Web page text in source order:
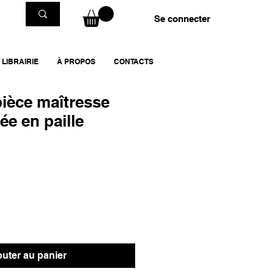
LIBRAIRIE À PROPOS CONTACTS
Se connecter
maîtresse
en paille
au panier